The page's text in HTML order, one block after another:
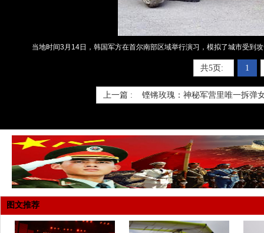
当地时间3月14日，韩国军方在首尔南部区域举行演习，模拟了城市受到
共5页: 1
上一篇 : 铿锵玫瑰：神秘军营里唯一拆弹
图文推荐